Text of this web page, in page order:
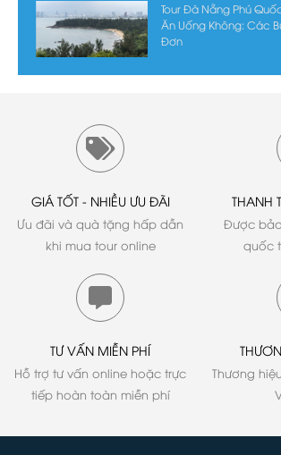
Tour Đà Nẵng Phú
Ăn Uống Không: Các
Đơn
GIÁ TỐT - NHIỀU ƯU ĐÃI
Ưu đãi và quà tặng hấp dẫn
khi mua tour online
THANH
Được
quốc
TƯ VẤN MIỄN PHÍ
Hỗ trợ tư vấn online hoặc trực
tiếp hoàn toàn miễn phí
Thương